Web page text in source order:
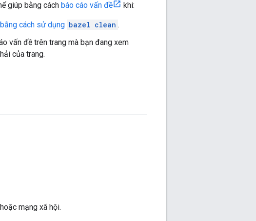
giúp bằng cách báo cáo vấn đề khi:
cách sử dụng bazel clean .
vấn đề trên trang mà bạn đang xem
của trang.
mạng xã hội.